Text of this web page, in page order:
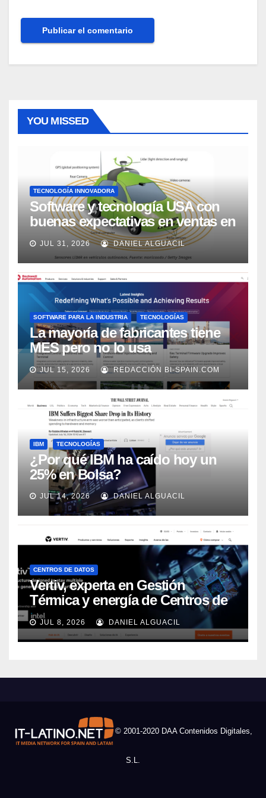
YOU MISSED
TECNOLOGÍA INNOVADORA
Software y tecnología USA con
buenas expectativas en ventas en
los próximos 2 años, según
Market Watch
JUL 31, 2026 DANIEL ALGUACIL
SOFTWARE PARA LA INDUSTRIA TECNOLOGÍAS
La mayoría de fabricantes tiene
MES pero no lo usa
adecuadamente, según Rockwell
Automation
JUL 15, 2026 REDACCIÓN BI-SPAIN.COM
IBM TECNOLOGÍAS
¿Por qué IBM ha caído hoy un
25% en Bolsa?
JUL 14, 2026 DANIEL ALGUACIL
CENTROS DE DATOS
Vertiv, experta en Gestión
Térmica y energía de Centros de
Datos, sigue su crecimiento
imparable
JUL 8, 2026 DANIEL ALGUACIL
© 2001-2020 DAA Contenidos Digitales,
S.L.